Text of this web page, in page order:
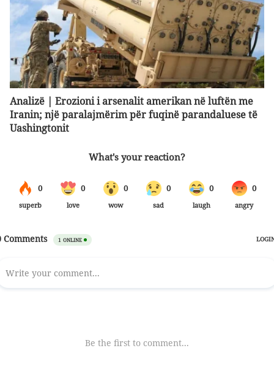
Analizë | Erozioni i arsenalit amerikan në luftën me
Iranin; një paralajmërim për fuqinë parandaluese të
Uashingtonit